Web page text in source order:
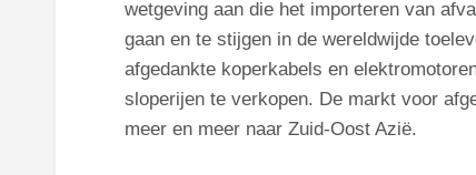
wetgeving aan die het importeren van
gaan en te stijgen in de wereldwijde
afgedankte koperkabels en
sloperijen te verkopen. De markt voor
meer en meer naar Zuid-Oost Azië.